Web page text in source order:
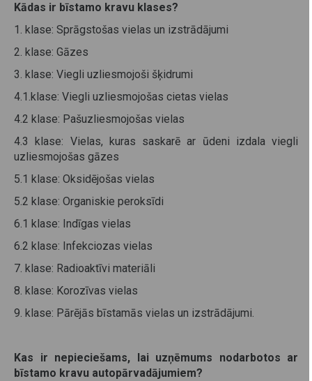
Kādas ir bīstamo kravu klases?
1. klase: Sprāgstošas vielas un izstrādājumi
2. klase: Gāzes
3. klase: Viegli uzliesmojoši šķidrumi
4.1.klase: Viegli uzliesmojošas cietas vielas
4.2 klase: Pašuzliesmojošas vielas
4.3 klase: Vielas, kuras saskarē ar ūdeni izdala viegli
uzliesmojošas gāzes
5.1 klase: Oksidējošas vielas
5.2 klase: Organiskie peroksīdi
6.1 klase: Indīgas vielas
6.2 klase: Infekciozas vielas
7. klase: Radioaktīvi materiāli
8. klase: Korozīvas vielas
9. klase: Pārējās bīstamās vielas un izstrādājumi.
Kas ir nepieciešams, lai uzņēmums nodarbotos ar
bīstamo kravu autopārvadājumiem?